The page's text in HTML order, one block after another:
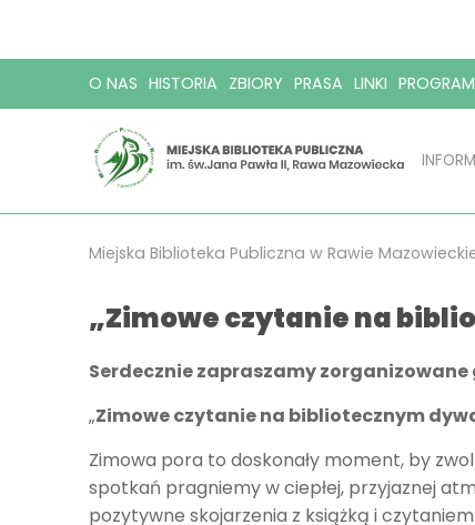
O NAS HISTORIA ZBIORY PRASA LINKI
Miejska Biblioteka Publiczna w Rawie
„Zimowe czytanie na
Serdecznie zapraszamy
„Zimowe czytanie na bibliotecznym
Zimowa pora to doskonały moment, by
spotkań pragniemy w ciepłej, przyjaznej
pozytywne skojarzenia z książką i czytaniem.